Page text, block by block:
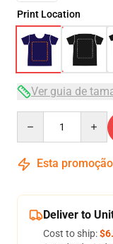
Print Location
Ver guia de
Esta
Deliver to
Cost to ship: